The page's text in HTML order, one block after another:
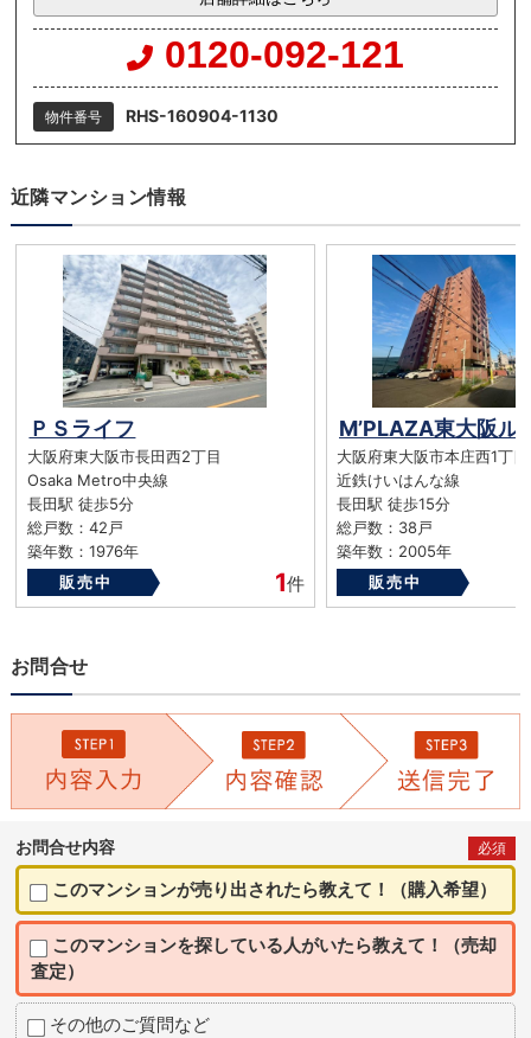
0120-092-121
物件番号 RHS-160904-1130
近隣マンション情報
ＰＳライフ
大阪府東大阪市長田西2丁目
Osaka Metro中央線
長田駅 徒歩5分
総戸数：42戸
築年数：1976年
販売中
1件
大阪府東大阪市本庄西1丁目
近鉄けいはんな線
長田駅 徒歩15分
総戸数：38戸
築年数：2005年
販売中
お問合せ
お問合せ内容 必須
このマンションが売り出されたら教えて！（購入希望）
このマンションを探している人がいたら教えて！（売却
査定）
その他のご質問など